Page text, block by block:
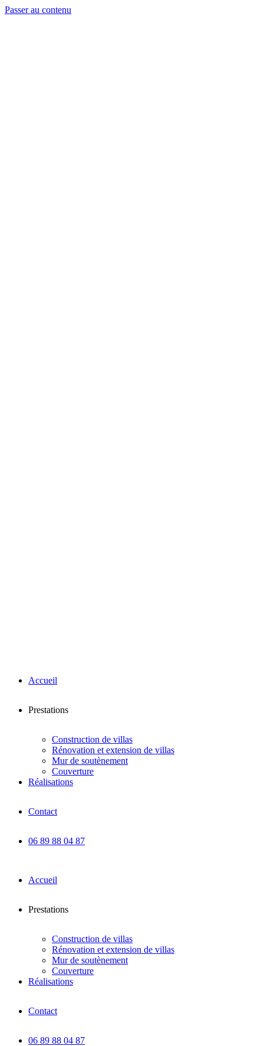
Passer au contenu
Accueil
Prestations
Construction de villas
Rénovation et extension de villas
Mur de soutènement
Couverture
Réalisations
Contact
06 89 88 04 87
Accueil
Prestations
Construction de villas
Rénovation et extension de villas
Mur de soutènement
Couverture
Réalisations
Contact
06 89 88 04 87